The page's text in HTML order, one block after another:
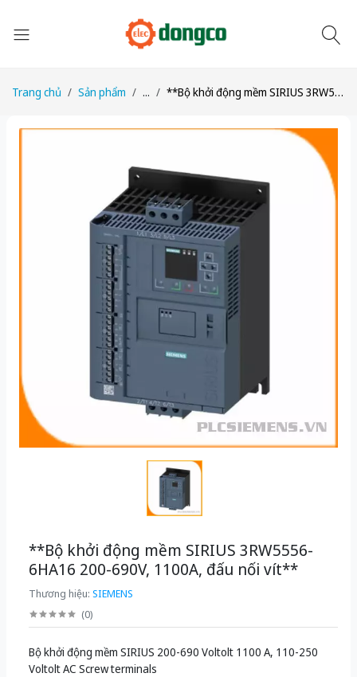
Trang chủ Sản phẩm ... **Bộ khởi động mềm SIRIUS 3RW5556-6HA16 200-690V, 1100A, đấu nối vít**
**Bộ khởi động mềm SIRIUS 3RW5556-
6HA16 200-690V, 1100A, đấu nối vít**
Thương hiệu: SIEMENS
(0)
Bộ khởi động mềm SIRIUS 200-690 Voltolt 1100 A, 110-250
Voltolt AC Screw terminals